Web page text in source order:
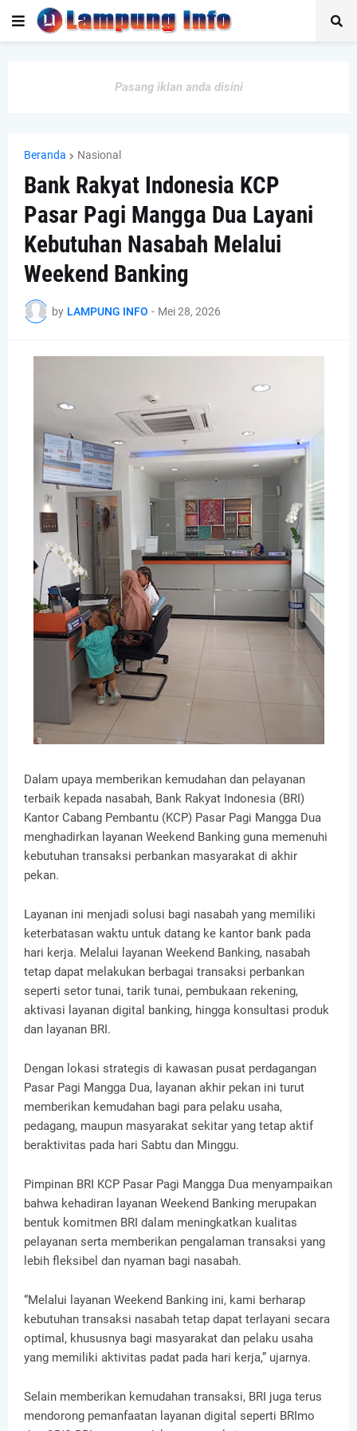
Pasang iklan anda disini
Beranda Nasional
Bank Rakyat Indonesia KCP
Pasar Pagi Mangga Dua Layani
Kebutuhan Nasabah Melalui
Weekend Banking
by LAMPUNG INFO - Mei 28, 2026
Dalam upaya memberikan kemudahan dan pelayanan
terbaik kepada nasabah, Bank Rakyat Indonesia (BRI)
Kantor Cabang Pembantu (KCP) Pasar Pagi Mangga Dua
menghadirkan layanan Weekend Banking guna memenuhi
kebutuhan transaksi perbankan masyarakat di akhir
pekan.
Layanan ini menjadi solusi bagi nasabah yang memiliki
keterbatasan waktu untuk datang ke kantor bank pada
hari kerja. Melalui layanan Weekend Banking, nasabah
tetap dapat melakukan berbagai transaksi perbankan
seperti setor tunai, tarik tunai, pembukaan rekening,
aktivasi layanan digital banking, hingga konsultasi produk
dan layanan BRI.
Dengan lokasi strategis di kawasan pusat perdagangan
Pasar Pagi Mangga Dua, layanan akhir pekan ini turut
memberikan kemudahan bagi para pelaku usaha,
pedagang, maupun masyarakat sekitar yang tetap aktif
beraktivitas pada hari Sabtu dan Minggu.
Pimpinan BRI KCP Pasar Pagi Mangga Dua menyampaikan
bahwa kehadiran layanan Weekend Banking merupakan
bentuk komitmen BRI dalam meningkatkan kualitas
pelayanan serta memberikan pengalaman transaksi yang
lebih fleksibel dan nyaman bagi nasabah.
“Melalui layanan Weekend Banking ini, kami berharap
kebutuhan transaksi nasabah tetap dapat terlayani secara
optimal, khususnya bagi masyarakat dan pelaku usaha
yang memiliki aktivitas padat pada hari kerja,” ujarnya.
Selain memberikan kemudahan transaksi, BRI juga terus
mendorong pemanfaatan layanan digital seperti BRImo